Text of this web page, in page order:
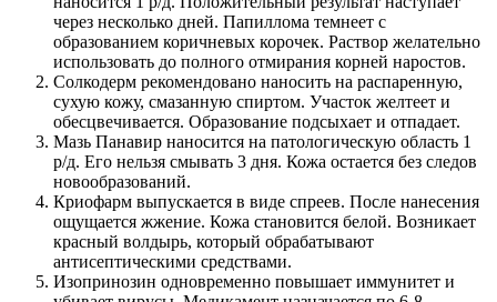
через несколько дней. Папиллома темнеет с
образованием коричневых корочек. Раствор желательно
использовать до полного отмирания корней наростов.
Солкодерм рекомендовано наносить на распаренную,
сухую кожу, смазанную спиртом. Участок желтеет и
обесцвечивается. Образование подсыхает и отпадает.
Мазь Панавир наносится на патологическую область 1
р/д. Его нельзя смывать 3 дня. Кожа остается без следов
новообразований.
Криофарм выпускается в виде спреев. После нанесения
ощущается жжение. Кожа становится белой. Возникает
красный волдырь, который обрабатывают
антисептическими средствами.
Изопринозин одновременно повышает иммунитет и